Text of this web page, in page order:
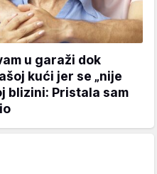
u garaži dok
kući jer se „nije
blizini: Pristala sam